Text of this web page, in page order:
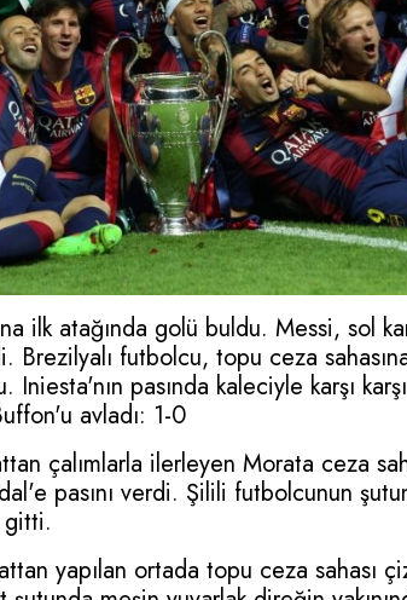
ilk atağında golü buldu. Messi, sol
Brezilyalı futbolcu, topu ceza
Iniesta'nın pasında kaleciyle karşı
avladı: 1-0
çalımlarla ilerleyen Morata ceza
pasını verdi. Şilili futbolcunun
gitti.
yapılan ortada topu ceza sahası